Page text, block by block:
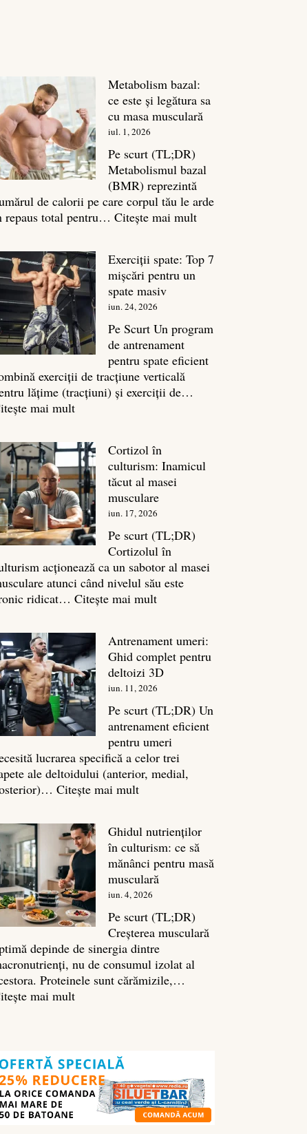
Metabolism bazal:
ce este și legătura sa
cu masa musculară
iul. 1, 2026
Pe scurt (TL;DR)
Metabolismul bazal
(BMR) reprezintă
de calorii pe care corpul tău le arde
repaus total pentru…Citește mai mult:
ce
sa
masa
Exerciții spate: Top 7
mișcări pentru un
spate masiv
iun. 24, 2026
Pe Scurt Un program
de antrenament
pentru spate eficient
exerciții de tracțiune verticală
lățime (tracțiuni) și exerciții de…
mai mult:
spate:
Top
7
mișcări
pentru
un
spate
masiv
Cortizol în
culturism: Inamicul
tăcut al masei
musculare
iun. 17, 2026
Pe scurt (TL;DR)
Cortizolul în
acționează ca un sabotor al masei
atunci când nivelul său este
ridicat…Citește mai mult:
culturism:
Inamicul
tăcut
al
masei
musculare
Antrenament umeri:
Ghid complet pentru
deltoizi 3D
iun. 11, 2026
Pe scurt (TL;DR) Un
antrenament eficient
pentru umeri
lucrarea specifică a celor trei
ale deltoidului (anterior, medial,
Citește mai mult:
Ghid
complet
pentru
deltoizi
3D
Ghidul nutrienților
în culturism: ce să
mănânci pentru masă
musculară
iun. 4, 2026
Pe scurt (TL;DR)
Creșterea musculară
depinde de sinergia dintre
nu de consumul izolat al
Proteinele sunt cărămizile,…
mai mult:
culturism:
ce
să
mănânci